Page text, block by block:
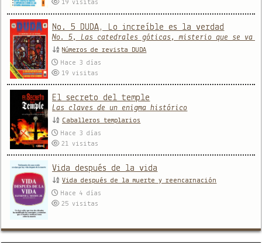
19visitas
No. 5 DUDA, Lo increíble es la verdad
No. 5, Las catedrales góticas, misterio que se va
Números de revista DUDA
Hace 3 días
19visitas
El secreto del temple
Las claves de un enigma histórico
Caballeros templarios
Hace 3 días
21visitas
Vida después de la vida
Vida después de la muerte y reencarnación
Hace 4 días
25visitas